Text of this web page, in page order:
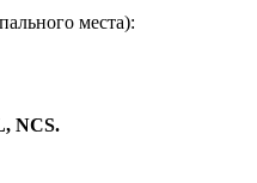
места):
NCS.